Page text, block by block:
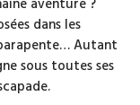
aventure ?
dans les
Autant
sous toutes ses